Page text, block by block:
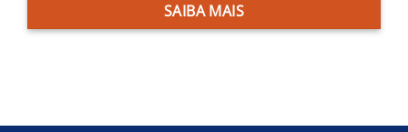
SAIBA MAIS